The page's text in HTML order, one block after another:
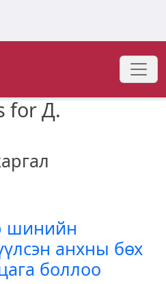
for Д.
шинийн
анхны бөх
боллоо